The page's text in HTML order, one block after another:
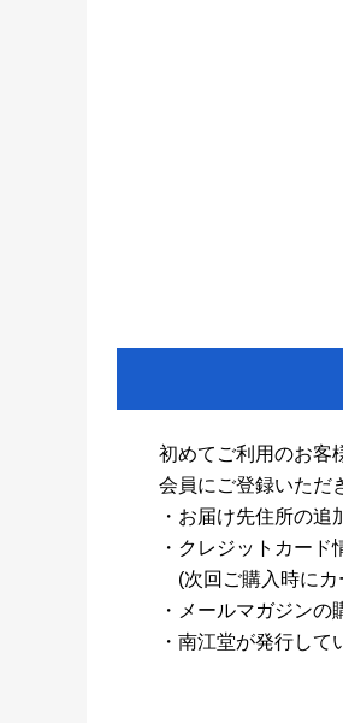
初めてご利用のお客
会員にご登録いただ
・お届け先住所の追
・クレジットカード
(次回ご購入時にカ
・メールマガジンの
・南江堂が発行し